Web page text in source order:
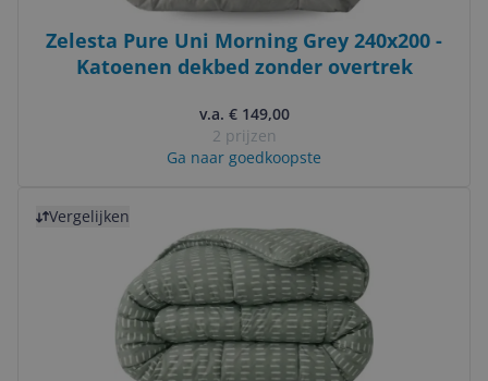
Zelesta Pure Uni Morning Grey 240x200 -
Katoenen dekbed zonder overtrek
v.a. € 149,00
2 prijzen
Ga naar goedkoopste
Vergelijken